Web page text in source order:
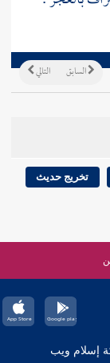
التالي السابق
تخريج حديث